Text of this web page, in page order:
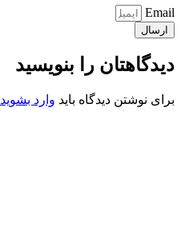
Email
ارسال
دیدگاهتان را بنویسید
برای نوشتن دیدگاه باید وارد بشوید